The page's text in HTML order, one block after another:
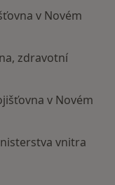
v Novém
zdravotní
v Novém
vnitra